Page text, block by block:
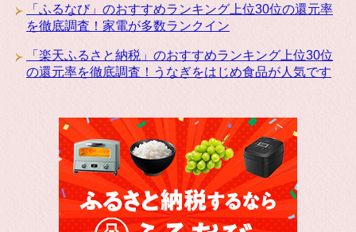
「ふるなび」のおすすめランキング上位30位の還元率
を徹底調査！家電が多数ランクイン
「楽天ふるさと納税」のおすすめランキング上位30位
の還元率を徹底調査！うなぎをはじめ食品が人気です